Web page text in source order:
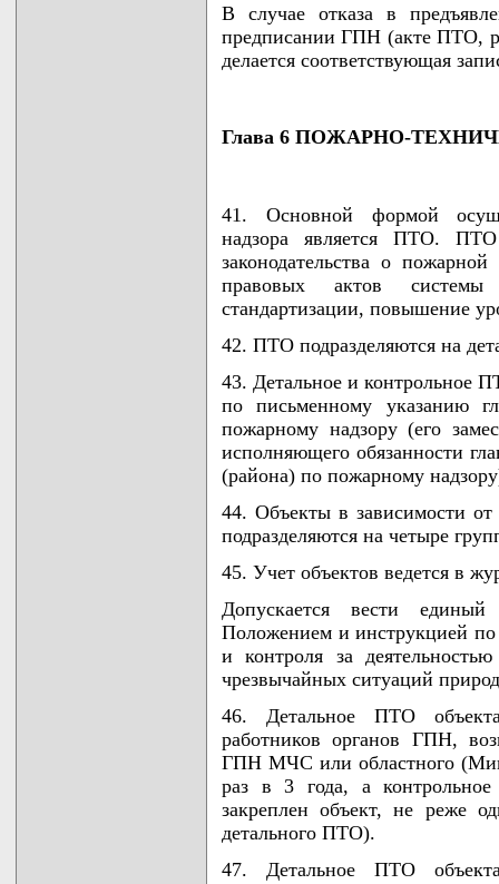
В случае отказа в
предписании ГПН (акте ПТО,
делается соответствующая
Глава 6 ПОЖАРНО-
41. Основной формой
надзора является ПТО.
законодательства о
правовых актов системы
стандартизации, повышение
42. ПТО подразделяются на
43. Детальное и контрольное
по письменному указанию
пожарному надзору (его
исполняющего обязанности
(района) по пожарному
44. Объекты в зависимости
подразделяются на четыре
45. Учет объектов ведется в
Допускается вести
Положением и инструкцией по
и контроля за
чрезвычайных ситуаций
46. Детальное ПТО
работников органов ГПН,
ГПН МЧС или областного
раз в 3 года, а
закреплен объект, не реже
детального ПТО).
47. Детальное ПТО